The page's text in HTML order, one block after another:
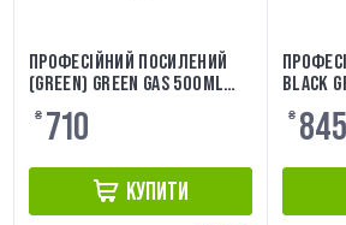
ПРОФЕСІЙНИЙ ПОСИЛЕНИЙ
(GREEN) GREEN GAS 500ML
NIMROD
₴ 710
КУПИТИ
BLACK
NIMROD
₴ 845